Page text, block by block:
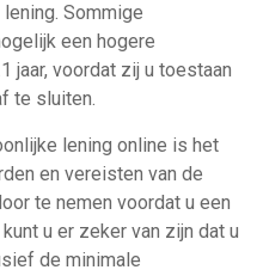
Sommige
een hogere
jaar, voordat zij u toestaan
te sluiten.
lening online is het
en vereisten van de
te nemen voordat u een
u er zeker van zijn dat u
de minimale